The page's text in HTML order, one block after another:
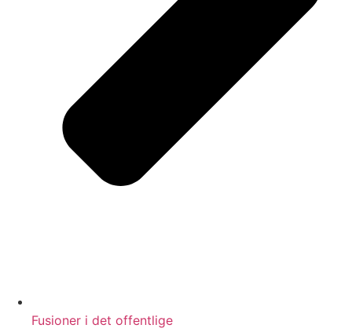
Fusioner i det offentlige